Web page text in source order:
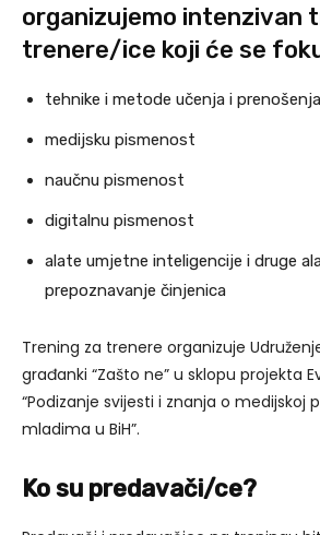
organizujemo intenzivan
trenere/ice koji će se
tehnike i metode učenja i
medijsku pismenost
naučnu pismenost
digitalnu pismenost
alate umjetne inteligencije i druge
prepoznavanje činjenica
Trening za trenere organizuje
građanki “Zašto ne” u sklopu projekta
“Podizanje svijesti i znanja o medijskoj
mladima u BiH”.
Ko su predavači/ce?